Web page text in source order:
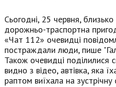
Сьогодні, 25 червня,
дорожньо-траспортна
«Чат 112» очевидці
постраждали люди, пише
Також очевидці поділилися
видно з відео, автівка, яка
раптом виїхала на зустрічну